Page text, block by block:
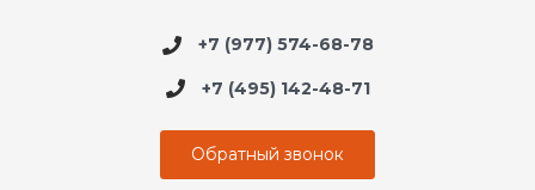
+7 (977) 574-68-78
+7 (495) 142-48-71
Обратный звонок